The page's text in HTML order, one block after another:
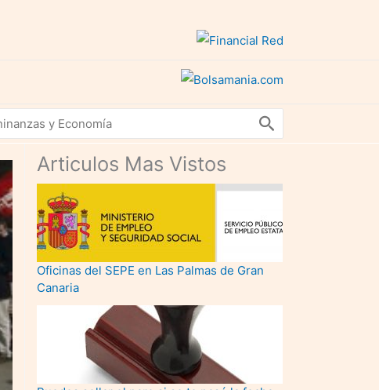
Articulos Mas Vistos
Oficinas del SEPE en Las Palmas de Gran
Canaria